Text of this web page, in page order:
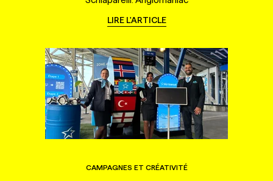
LIRE L'ARTICLE
CAMPAGNES ET CRÉATIVITÉ